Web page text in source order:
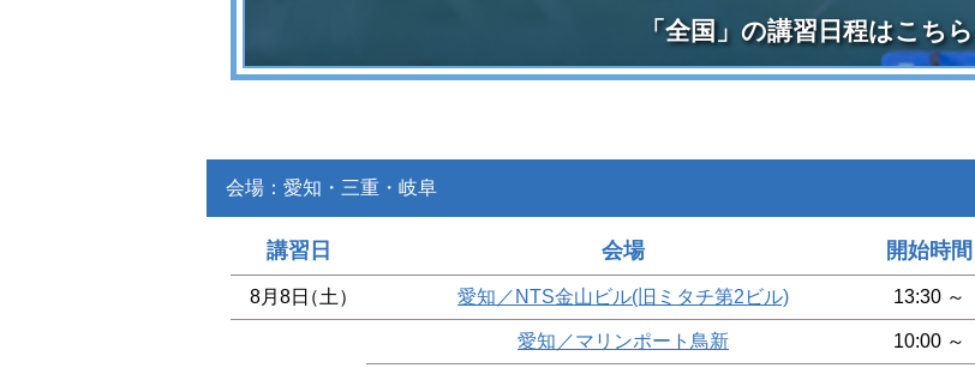
「全国」の講習日程はこちら
会場：愛知・三重・岐阜
講習日 会場 開始時間
8月8日（土） 愛知／NTS金山ビル(旧ミタチ第2ビル) 13:30 ～
愛知／マリンポート鳥新 10:00 ～